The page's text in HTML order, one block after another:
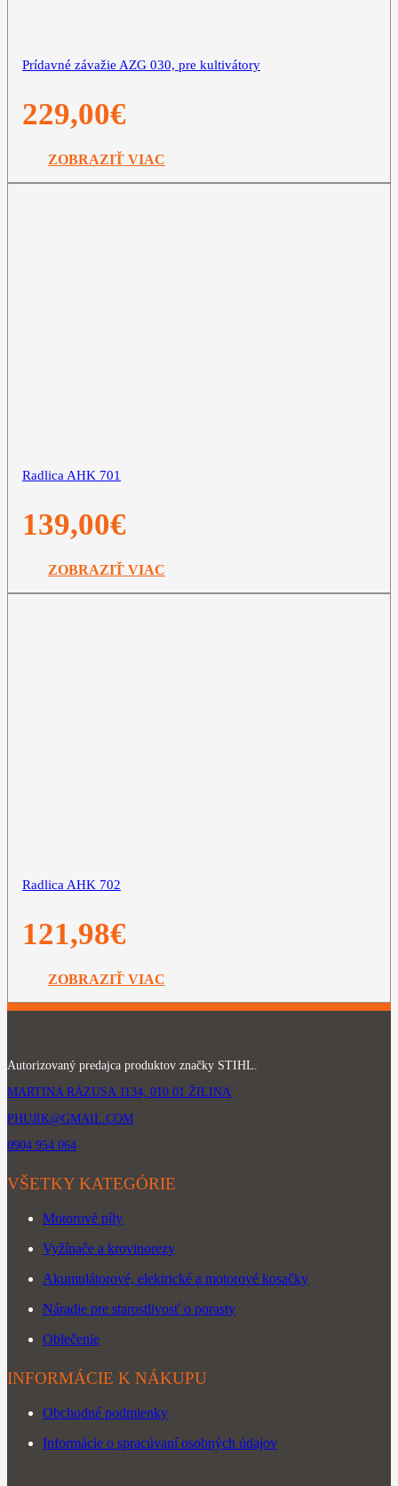
Prídavné závažie AZG 030, pre kultivátory
229,00€
ZOBRAZIŤ VIAC
Radlica AHK 701
139,00€
ZOBRAZIŤ VIAC
Radlica AHK 702
121,98€
ZOBRAZIŤ VIAC
Autorizovaný predajca produktov značky STIHL.
MARTINA RÁZUSA 1134, 010 01 ŽILINA
PHUJIK@GMAIL.COM
0904 954 064
VŠETKY KATEGÓRIE
Motorové píly
Vyžínače a krovinorezy
Akumulátorové, elektrické a motorové kosačky
Náradie pre starostlivosť o porasty
Oblečenie
INFORMÁCIE K NÁKUPU
Obchodné podmienky
Informácie o spracúvaní osobných údajov